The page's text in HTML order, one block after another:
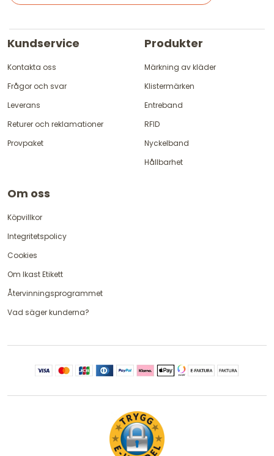
Kundservice
Kontakta oss
Frågor och svar
Leverans
Returer och reklamationer
Provpaket
Produkter
Märkning av kläder
Klistermärken
Entreband
RFID
Nyckelband
Hållbarhet
Om oss
Köpvillkor
Integritetspolicy
Cookies
Om Ikast Etikett
Återvinningsprogrammet
Vad säger kunderna?